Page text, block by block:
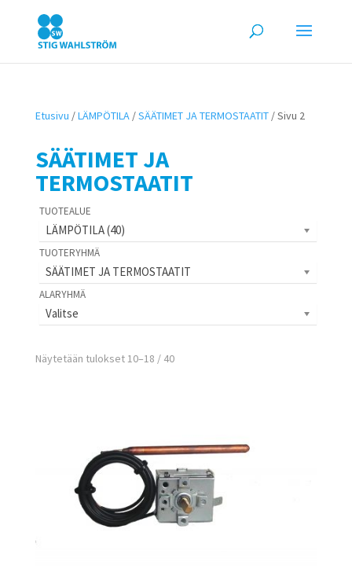
Etusivu /LÄMPÖTILA/SÄÄTIMET JA TERMOSTAATIT/ Sivu 2
SÄÄTIMET JA
TERMOSTAATIT
LÄMPÖTILA (40)
SÄÄTIMET JA TERMOSTAATIT
Valitse
Näytetään tulokset 10–18 / 40